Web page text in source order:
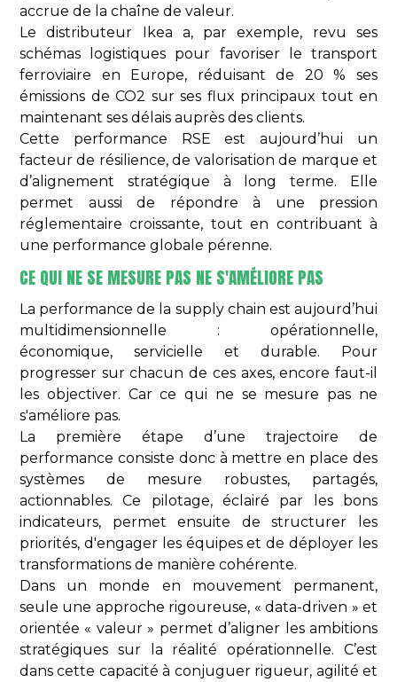
accrue de la chaîne de valeur.
Le distributeur Ikea a, par exemple, revu ses
schémas logistiques pour favoriser le transport
ferroviaire en Europe, réduisant de 20 % ses
émissions de CO2 sur ses flux principaux tout en
maintenant ses délais auprès des clients.
Cette performance RSE est aujourd’hui un
facteur de résilience, de valorisation de marque et
d’alignement stratégique à long terme. Elle
permet aussi de répondre à une pression
réglementaire croissante, tout en contribuant à
une performance globale pérenne.
CE QUI NE SE MESURE PAS NE S'AMÉLIORE PAS
La performance de la supply chain est aujourd’hui
multidimensionnelle : opérationnelle,
économique, servicielle et durable. Pour
progresser sur chacun de ces axes, encore faut-il
les objectiver. Car ce qui ne se mesure pas ne
s'améliore pas.
La première étape d’une trajectoire de
performance consiste donc à mettre en place des
systèmes de mesure robustes, partagés,
actionnables. Ce pilotage, éclairé par les bons
indicateurs, permet ensuite de structurer les
priorités, d'engager les équipes et de déployer les
transformations de manière cohérente.
Dans un monde en mouvement permanent,
seule une approche rigoureuse, « data-driven » et
orientée « valeur » permet d’aligner les ambitions
stratégiques sur la réalité opérationnelle. C’est
dans cette capacité à conjuguer rigueur, agilité et